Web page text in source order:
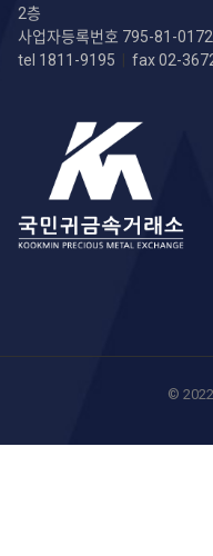
2층
사업자등록번호 795-81-
tel 1811-9195 | fax 02-
© 2022